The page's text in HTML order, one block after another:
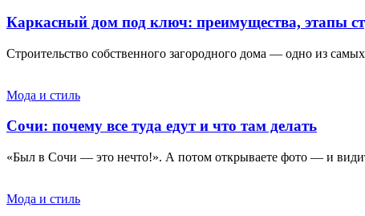
Каркасный дом под ключ: преимущества, этапы
Строительство собственного загородного дома — одно из
Мода и стиль
Сочи: почему все туда едут и что там делать
«Был в Сочи — это нечто!». А потом открываете фото — и
Мода и стиль